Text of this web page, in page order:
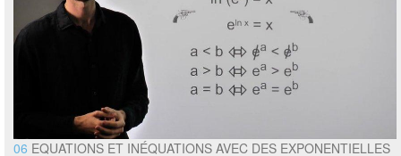
06 EQUATIONS ET INÉQUATIONS AVEC DES EXPONENTIELLES